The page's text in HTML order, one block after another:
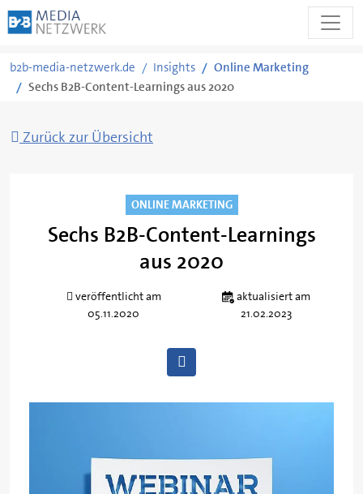
Inhalt
springen
b2b-media-netzwerk.de Insights
Online Marketing
Sechs B2B-Content-Learnings aus 2020
Zurück zur Übersicht
ONLINE MARKETING
Sechs B2B-Content-Learnings
aus 2020
Susanna
veröffentlicht am
05.11.2020
aktualisiert am
21.02.2023